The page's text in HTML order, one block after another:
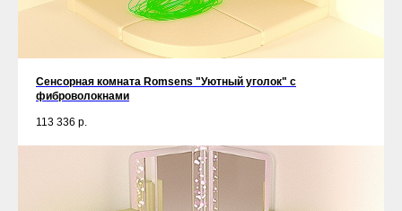
Сенсорная комната Romsens "Уютный уголок" c
фиброволокнами
113 336 р.